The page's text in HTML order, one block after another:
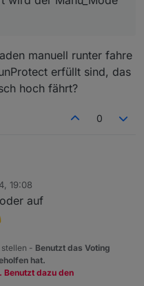
manuell runter fahre
erfüllt sind, das
hoch fährt?
0
Adapter shuttercontrol
die shuttercontrol
anfährt wird der
Rollladen manuell runter
19:08
auf
- Benutzt das Voting
hat.
Benutzt dazu den